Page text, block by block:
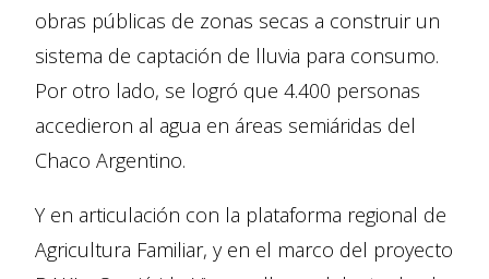
obras públicas de zonas secas a construir un
sistema de captación de lluvia para consumo.
Por otro lado, se logró que 4.400 personas
accedieron al agua en áreas semiáridas del
Chaco Argentino.
Y en articulación con la plataforma regional de
Agricultura Familiar, y en el marco del proyecto